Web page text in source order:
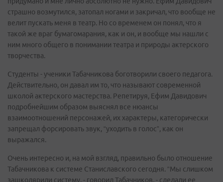
страшно возмутился, затопал ногами и закричал, что вообще не
велит пускать меня в театр. Но со временем он понял, что я
такой же враг бумагомарания, как и он, и вообще мы нашли с
ним много общего в понимании театра и природы актерского
творчества.
Студенты - ученики Табачникова боготворили своего педагога.
Действительно, он давал им то, что называют современной
школой актерского мастерства. Репетируя, Ефим Давидович
подробнейшим образом выяснял все нюансы
взаимоотношений персонажей, их характеры, категорически
запрещал форсировать звук, “уходить в голос”, как он
выражался.
Очень интересно и, на мой взгляд, правильно было отношение
Табачникова к системе Станиславского сегодня. “Мы слишком
зашколярили систему, - говорил Табачников, - сделали ее